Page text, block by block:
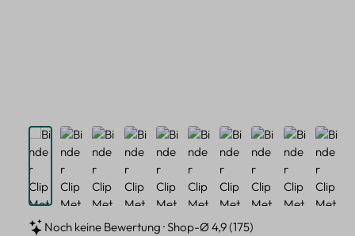
Noch keine Bewertung · Shop-Ø 4,9 (175)